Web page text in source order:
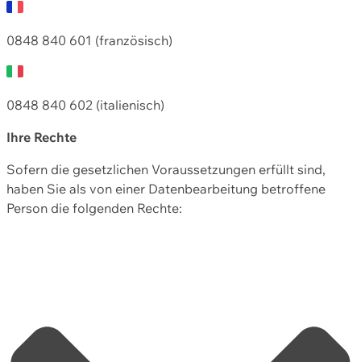
0848 840 601 (französisch)
0848 840 602 (italienisch)
Ihre Rechte
Sofern die gesetzlichen Voraussetzungen erfüllt sind,
haben Sie als von einer Datenbearbeitung betroffene
Person die folgenden Rechte: